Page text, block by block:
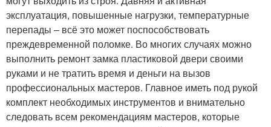
эксплуатация, повышенные нагрузки, температурные
перепады – всё это может поспособствовать
преждевременной поломке. Во многих случаях можно
выполнить ремонт замка пластиковой двери своими
руками и не тратить время и деньги на вызов
профессиональных мастеров. Главное иметь под рукой
комплект необходимых инструментов и внимательно
следовать всем рекомендациям мастеров, которые